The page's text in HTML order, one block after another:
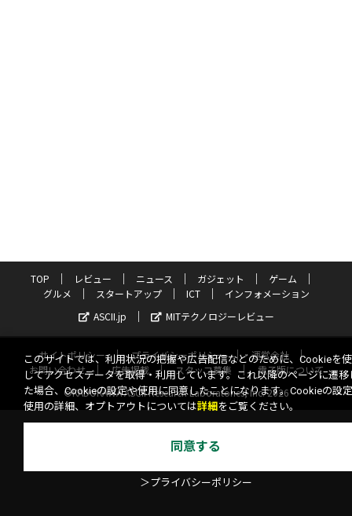
TOP レビュー ニュース ガジェット
ゲーム
グルメ
スタートアップ ICT
インフォメーション
ASCII.jp
MITテクノロジーレビュー
サイトポリシー プライバシーポリシー
運営会社
お問い合わせ
広告掲載 スタッフ募集
電子版について
©KADOKAWA ASCII Research Laboratories, Inc. 2026
このサイトでは、利用状況の把握や広告配信などのために、Cookieを
してアクセスデータを取得・利用しています。これ以降のページに遷移
た場合、Cookieの設定や使用に同意したことになります。Cookieの設
使用の詳細、オプトアウトについては詳細 をご覧ください。
同意する
＞プライバシーポリシー